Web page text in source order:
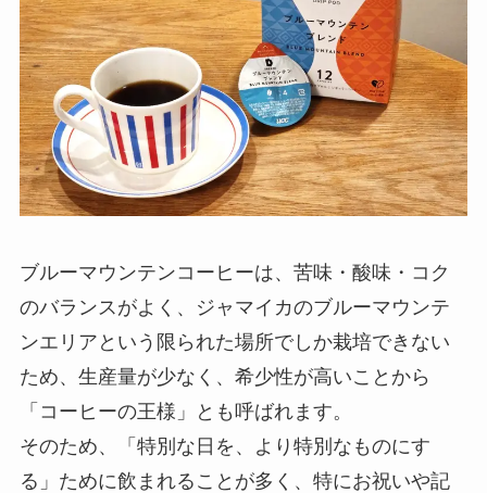
ブルーマウンテンコーヒーは、苦味・酸味・コク
のバランスがよく、ジャマイカのブルーマウンテ
ンエリアという限られた場所でしか栽培できない
ため、生産量が少なく、希少性が高いことから
「コーヒーの王様」とも呼ばれます。
そのため、「特別な日を、より特別なものにす
る」ために飲まれることが多く、特にお祝いや記